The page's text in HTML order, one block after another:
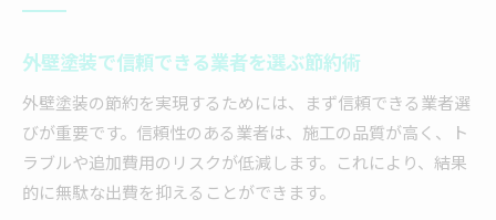
外壁塗装で信頼できる業者を選ぶ節約術
外壁塗装の節約を実現するためには、まず信頼できる業者選
びが重要です。信頼性のある業者は、施工の品質が高く、ト
ラブルや追加費用のリスクが低減します。これにより、結果
的に無駄な出費を抑えることができます。